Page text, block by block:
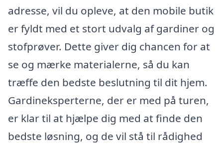
adresse, vil du opleve, at den mobile butik
er fyldt med et stort udvalg af gardiner og
stofprøver. Dette giver dig chancen for at
se og mærke materialerne, så du kan
træffe den bedste beslutning til dit hjem.
Gardineksperterne, der er med på turen,
er klar til at hjælpe dig med at finde den
bedste løsning, og de vil stå til rådighed